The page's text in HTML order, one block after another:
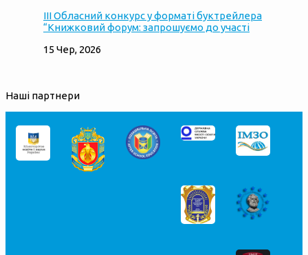
ІІІ Обласний конкурс у форматі буктрейлера
“Книжковий форум: запрошуємо до участі
15 Чер, 2026
Наші партнери